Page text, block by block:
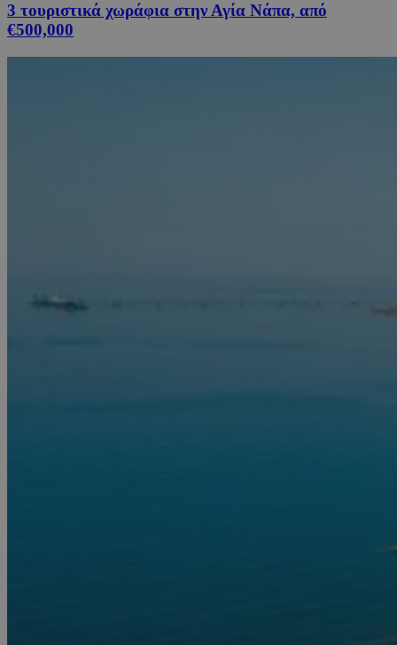
3 τουριστικά χωράφια στην Αγία Νάπα, από
€500,000